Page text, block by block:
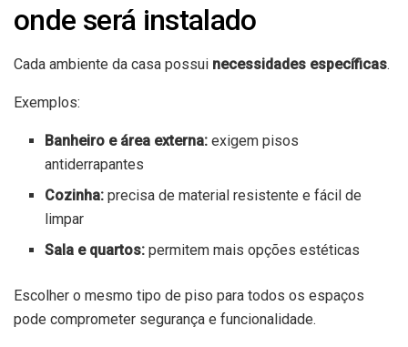
onde será instalado
Cada ambiente da casa possui necessidades específicas.
Exemplos:
Banheiro e área externa: exigem pisos
antiderrapantes
Cozinha: precisa de material resistente e fácil de
limpar
Sala e quartos: permitem mais opções estéticas
Escolher o mesmo tipo de piso para todos os espaços
pode comprometer segurança e funcionalidade.